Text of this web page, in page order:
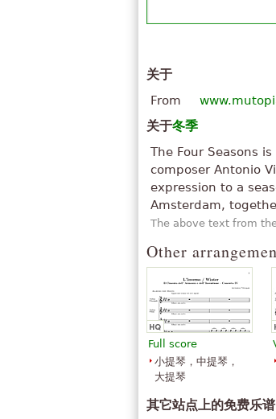
年
我在学习第三期
辱真相必须说不是
“这首歌很美!这是
非常良好的跟随
感谢 5 星。”
“很好的部分，完
载 10 ！： D”
· 维瓦尔第四季执
“谢谢你, 我们有很
查看全部 (54)
关于
From
关于冬季
The Four Seasons
composer Antonio
expression to a
Amsterdam,
The above text from
Other
Full score
小提琴，中提琴，
大提琴
其它站点上的免费乐谱